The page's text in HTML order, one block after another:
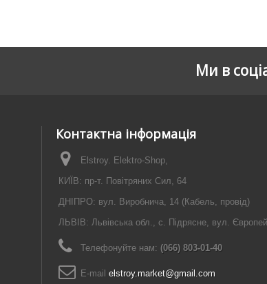
Ми в
Контактна інформація
Elstroy. Elektro-Shop,
КИЇВ: пр-т. Повітряних Сил, 64
ДНІПРО: вул. Виробнича, 14 (Кабель, провід)
ЛЬВІВ: Львівська обл., с. Підрясне, вул.
Телефонуйте нам: (066) 803-01-40
E-maіl elstroy.market@gmail.com